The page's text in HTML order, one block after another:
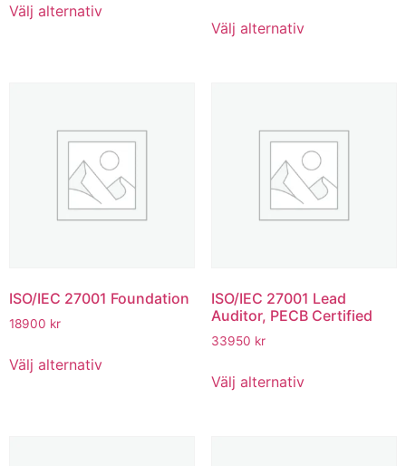
Välj alternativ
Välj alternativ
ISO/IEC 27001 Foundation
18900 kr
Välj alternativ
ISO/IEC 27001 Lead
Auditor, PECB Certified
33950 kr
Välj alternativ